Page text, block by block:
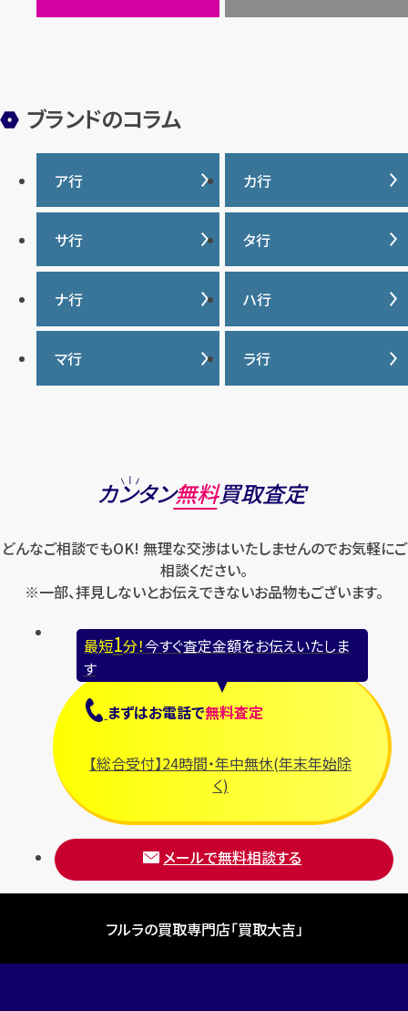
ブランドのコラム
ア行
IWC
ヴァシュロンコンスタンタ
ン
ウブロ
エルメス
オーデマ ピゲ
カ行
カナダグース
カルティエ
グッチ
クロムハーツ
ケイト・スペード
サ行
サマンサタバサ
ジーショック
ジャガー・ルクルト
スウォッチ
ゼニス
セリーヌ
タ行
タグ・ホイヤー
ディオール
ティファニー
ナ行
ナイキ
ハ行
バーバリー
バカラ
ハリー・ウィンストン
フェラガモ
フェンディ
ブライトリング
プラダ
フランク ミュラー
ブレゲ
マ行 ラ行
ロエベ
ロンジン
カンタン無料買取査定
どんなご相談でもOK! 無理な交渉はいたしませんのでお気軽にご
相談ください。
※一部、拝見しないとお伝えできないお品物もございます。
最短1分！今すぐ査定金額をお伝えいたしま
す
まずはお電話で無料査定
【総合受付】24時間・年中無休(年末年始除
く)
メールで無料相談する
フルラの買取専門店「買取大吉」